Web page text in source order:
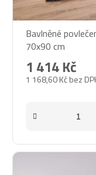
Bavlněné
70x90 cm
1 168,60 Kč bez
1 414 Kč